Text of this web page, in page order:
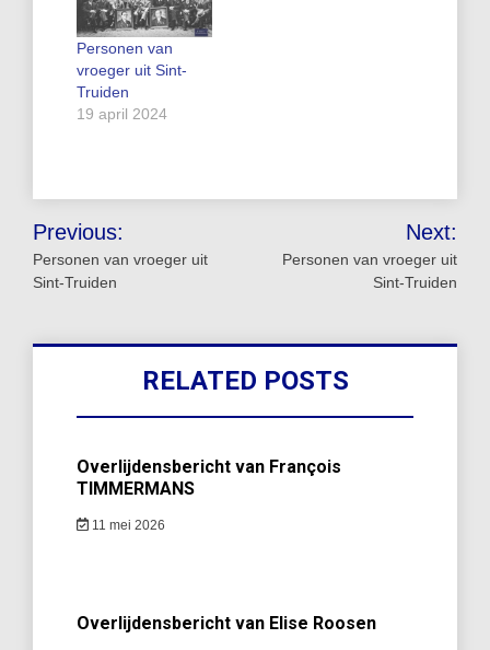
Personen van
vroeger uit Sint-
Truiden
19 april 2024
Bericht
navigatie
Previous:
Personen van vroeger uit
Sint-Truiden
Next:
Personen van vroeger uit
Sint-Truiden
RELATED POSTS
Overlijdensbericht van François
TIMMERMANS
11 mei 2026
Overlijdensbericht van Elise Roosen